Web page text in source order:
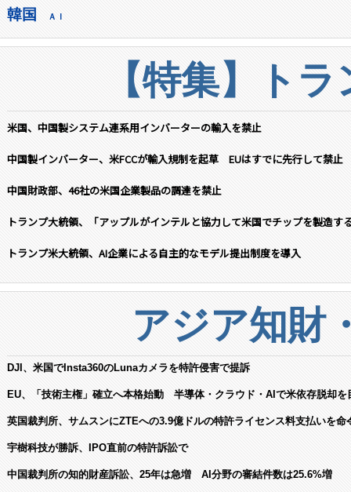
韓国 ＡＩ
【特集】ト
米国、中国製システム連系用インバーターの輸入を禁止
中国製インバーター、米FCCが輸入規制を起草 EUはすでに先行して禁止
中国財政部、46社の米国企業製品の調達を禁止
トランプ大統領、「アップルがインテルと協力して米国でチップを製造す
トランプ米大統領、AI企業による自主的なモデル提出制度を導入
アジア知財
DJI、米国でInsta360のLunaカメラを特許侵害で提訴
EU、「技術主権」確立へ本格始動 半導体・クラウド・AIで米依存脱却を
英国裁判所、サムスンにZTEへの3.9億ドルの特許ライセンス料支払いを命
宇樹科技が勝訴、IPO直前の特許訴訟で
中国裁判所の知的財産訴訟、25年は急増 AI分野の審結件数は25.6%増